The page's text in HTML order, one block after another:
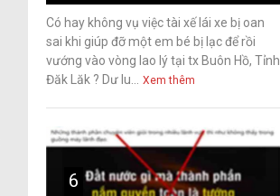
Có hay không vụ việc tài xế lái xe bị oan
sai khi giúp đỡ một em bé bị lạc để rồi
vướng vào vòng lao lý tại tx Buôn Hồ, Tỉnh
Đăk Lăk ? Dư lu...
Xem thêm
6